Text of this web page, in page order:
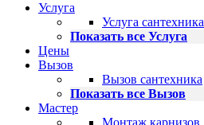
Услуга
Услуга сантехника
Показать все Услуга
Цены
Вызов
Вызов сантехника
Показать все Вызов
Мастер